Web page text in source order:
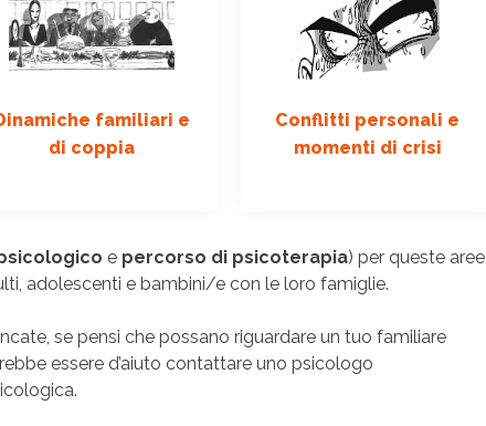
familiari e
di coppia
Conflitti personali e
momenti di crisi
e percorso di psicoterapia) per queste aree
adolescenti e bambini/e con le loro famiglie.
se pensi che possano riguardare un tuo familiare
essere d’aiuto contattare uno psicologo